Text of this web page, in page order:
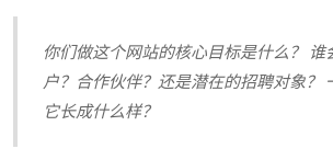
你们做这个网站的核心目标是什么？ 谁
户？合作伙伴？还是潜在的招聘对象？
它长成什么样？